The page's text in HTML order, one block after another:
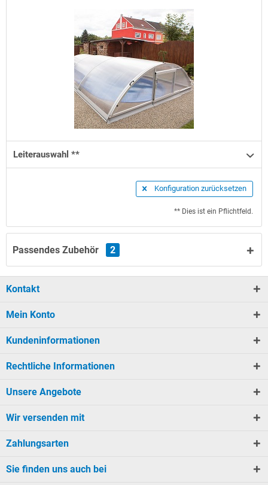
Leiterauswahl **
Konfiguration zurücksetzen
** Dies ist ein Pflichtfeld.
Passendes Zubehör 2
Kontakt
Mein Konto
Kundeninformationen
Rechtliche Informationen
Unsere Angebote
Wir versenden mit
Zahlungsarten
Sie finden uns auch bei